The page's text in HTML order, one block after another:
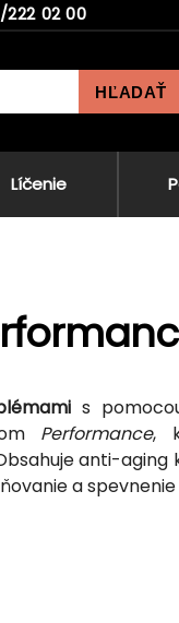
222 02 00
HĽADAŤ
Líčenie
s
Performance,
anti-aging
a